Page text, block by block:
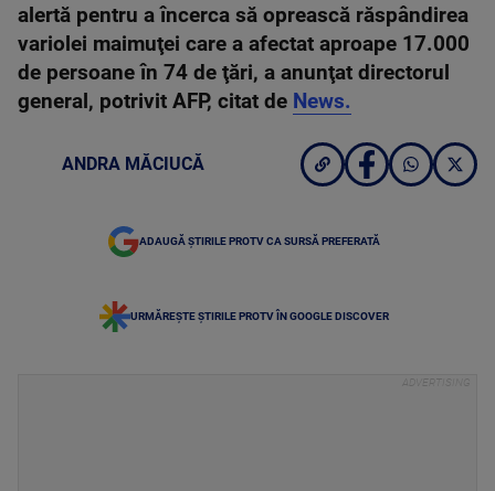
alertă pentru a încerca să oprească răspândirea
variolei maimuţei care a afectat aproape 17.000
de persoane în 74 de ţări, a anunţat directorul
general, potrivit AFP, citat de News.
ANDRA MĂCIUCĂ
ADAUGĂ ȘTIRILE PROTV CA SURSĂ PREFERATĂ
URMĂREȘTE ȘTIRILE PROTV ÎN GOOGLE DISCOVER